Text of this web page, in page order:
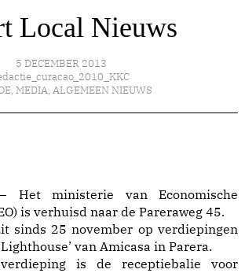
Local Nieuws
5 DECEMBER 2013
, MEDIA, ALGEMEEN NIEUWS
Het ministerie van Economische
is verhuisd naar de Pareraweg 45.
sinds 25 november op verdiepingen
van Amicasa in Parera.
is de receptiebalie voor